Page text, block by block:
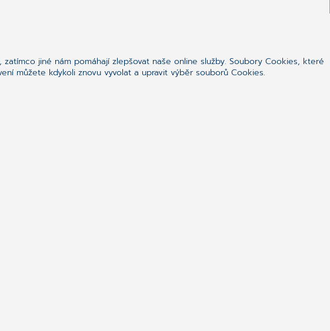
jiné nám pomáhají zlepšovat naše online služby. Soubory Cookies, které
můžete kdykoli znovu vyvolat a upravit výběr souborů Cookies.